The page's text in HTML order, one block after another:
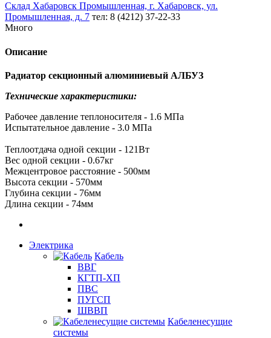
Склад Хабаровск Промышленная, г. Хабаровск, ул.
Промышленная, д. 7 тел: 8 (4212) 37-22-33
Много
Описание
Радиатор секционный алюминиевый АЛБУЗ
Технические характеристики:
Рабочее давление теплоносителя - 1.6 МПа
Испытательное давление - 3.0 МПа
Теплоотдача одной секции - 121Вт
Вес одной секции - 0.67кг
Межцентровое расстояние - 500мм
Высота секции - 570мм
Глубина секции - 76мм
Длина секции - 74мм
Электрика
Кабель
ВВГ
КГТП-ХП
ПВС
ПУГСП
ШВВП
Кабеленесущие
системы